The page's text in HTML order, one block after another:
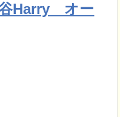
Harry オー